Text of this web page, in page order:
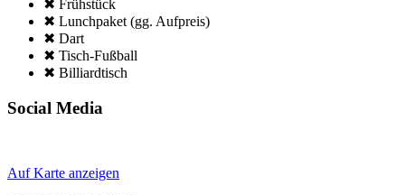
✖ Frühstück
✖ Lunchpaket (gg. Aufpreis)
✖ Dart
✖ Tisch-Fußball
✖ Billiardtisch
Social Media
Auf Karte anzeigen